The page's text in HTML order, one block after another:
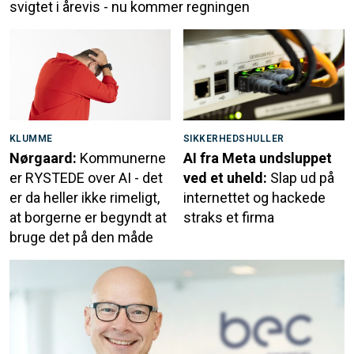
svigtet i årevis - nu kommer regningen
KLUMME
Nørgaard: Kommunerne
er RYSTEDE over AI - det
er da heller ikke rimeligt,
at borgerne er begyndt at
bruge det på den måde
SIKKERHEDSHULLER
AI fra Meta undsluppet
ved et uheld: Slap ud på
internettet og hackede
straks et firma